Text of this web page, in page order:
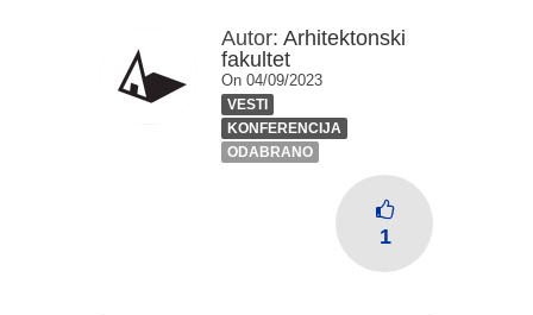
Autor: Arhitektonski
fakultet
On 04/09/2023
VESTI
KONFERENCIJA
ODABRANO
1